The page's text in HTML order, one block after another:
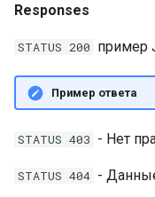
Responses
STATUS 200 пример
Пример ответа
STATUS 403 - Нет
STATUS 404 -